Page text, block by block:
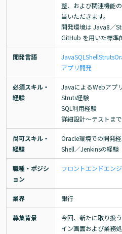
整、および関連機能
当いただきます。
開発環境は Java8／
GitHub を用いた標準
開発言語 JavaSQL ShellStruts
アプリ開発
必須スキル・
経験
JavaによるWebアプ
Struts経験
SQL利用経験
詳細設計～テストま
尚可スキル・
経験
Oracle環境での開発
Shell／Jenkinsの経験
職種・ポジシ
ョン
フロントエンドエン
業界 銀行
募集背景
今回、新たに取り扱
イン画面および業務